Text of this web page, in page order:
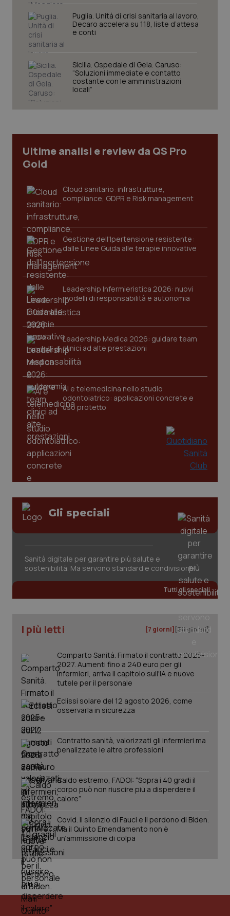
Puglia. Unità di crisi sanitaria al lavoro,
Decaro accelera su 118, liste d’attesa
e conti
Sicilia. Ospedale di Gela. Caruso:
“Soluzioni immediate e contatto
costante con le amministrazioni
locali”
Ultime analisi e review da QS Pro
Gold
Cloud sanitario: infrastrutture,
compliance, GDPR e Risk management
Gestione dell'Ipertensione resistente:
dalle Linee Guida alle terapie innovative
Leadership Infermieristica 2026: nuovi
modelli di responsabilità e autonomia
Leadership Medica 2026: guidare team
clinici ad alte prestazioni
AI e telemedicina nello studio
odontoiatrico: applicazioni concrete e
uso protetto
Gli speciali
Sanità digitale per garantire più salute e
sostenibilità. Ma servono standard e condivisione
Tutti gli speciali
I più letti [7 giorni] [30 giorni]
Comparto Sanità. Firmato il contratto 2025-
2027. Aumenti fino a 240 euro per gli
infermieri, arriva il capitolo sull'IA e nuove
tutele per il personale
Eclissi solare del 12 agosto 2026, come
osservarla in sicurezza
Contratto sanità, valorizzati gli infermieri ma
penalizzate le altre professioni
Caldo estremo, FADOI: “Sopra i 40 gradi il
corpo può non riuscire più a disperdere il
calore”
Covid. Il silenzio di Fauci e il perdono di Biden.
Ma il Quinto Emendamento non è
un’ammissione di colpa
VISITOR_PRIVACY_METADATA
YouTube
CookieScriptConsent
CookieScript
www.quotidianosanita.it
tracking-sites-ironfish-
tracking-enable
session-id
_ga
.quotidianosanita.it
PHPSESSID
PHP.net
www.quotidianosanita.it
_ga_KM60CM4NPH